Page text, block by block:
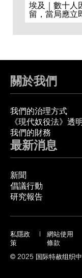
埃及｜數十人
留，當局應立
關於我們
我們的治理方式
《現代奴役法》透
我們的財務
最新消息
新聞
倡議行動
研究報告
私隱政
策
網站使用
條款
© 2025 国际特赦组织